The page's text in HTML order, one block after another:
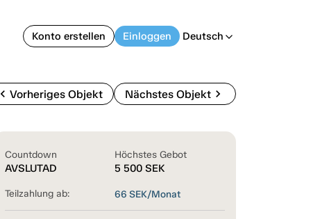
Konto erstellen Einloggen Deutsch arrow_back_ios
chevron_left Vorheriges Objekt Nächstes Objektchevron_right
Countdown
AVSLUTAD
Höchstes Gebot
5 500 SEK
Teilzahlung ab: 66 SEK/Monat